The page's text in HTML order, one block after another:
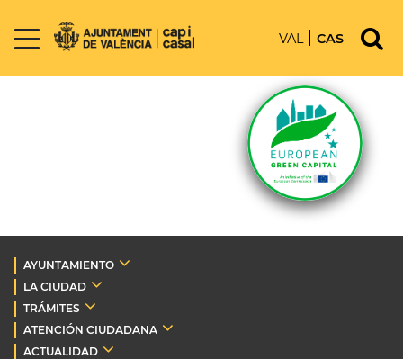
VAL CAS
AYUNTAMIENTO
LA CIUDAD
TRÁMITES
ATENCIÓN CIUDADANA
ACTUALIDAD